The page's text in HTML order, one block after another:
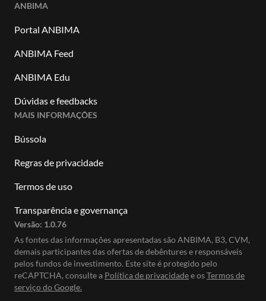
ANBIMA
Portal ANBIMA
ANBIMA Feed
ANBIMA Edu
Dúvidas e feedbacks
MAIS INFORMAÇÕES
Bússola
Regras de privacidade
Termos de uso
Transparência e governança
Versão: 1.0.76
As fontes das informações apresentadas são ANBIMA, B3, CVM,
demais participantes das ofertas de debêntures e responsáveis
pelos fundos de investimento. Este site é protegido pelo
reCAPTCHA, consulte a Política de privacidadee osTermos de
serviço do Google.